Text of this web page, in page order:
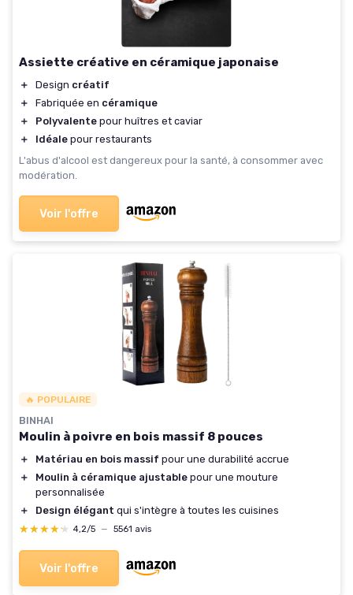
Assiette créative en céramique japonaise
＋ Design créatif
＋
Fabriquée en céramique
＋
Polyvalente pour huîtres et caviar
＋
Idéale pour restaurants
L'abus d'alcool est dangereux pour la santé, à consommer avec
modération.
Voir l'offre
🔥 POPULAIRE
BINHAI
Moulin à poivre en bois massif 8 pouces
＋ Matériau en bois massif pour une durabilité accrue
＋
Moulin à céramique ajustable pour une mouture
personnalisée
＋
Design élégant qui s'intègre à toutes les cuisines
★★★★★
★★★★★ 4,2/5 — 5561 avis
Voir l'offre